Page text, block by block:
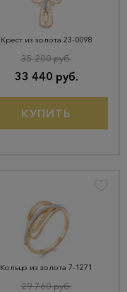
Крест из золота 23-0098
33 440 руб.
35 200 руб.
КУПИТЬ
Кольцо из золота 7-1271
29 760 руб.